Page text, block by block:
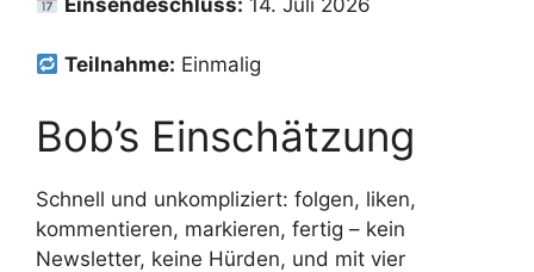
Teilnahme: Einmalig
Bob’s Einschätzung
Schnell und unkompliziert: folgen, liken,
kommentieren, markieren, fertig – kein
Newsletter, keine Hürden, und mit vier